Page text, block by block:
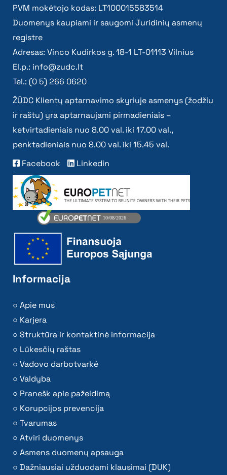
PVM mokėtojo kodas: LT100015583514
Duomenys kaupiami ir saugomi Juridinių asmenų
registre
Adresas: Vinco Kudirkos g. 18-1 LT-01113 Vilnius
El.p.: info@zudc.lt
Tel.: (0 5) 266 0620
ŽŪDC Klientų aptarnavimo skyriuje asmenys (žodžiu
ir raštu) yra aptarnaujami pirmadieniais –
ketvirtadieniais nuo 8.00 val. iki 17.00 val.,
penktadieniais nuo 8.00 val. iki 15.45 val.
Facebook
Linkedin
Informacija
Apie mus
Karjera
Struktūra ir kontaktinė informacija
Lūkesčių raštas
Vadovo darbotvarkė
Valdyba
Pranešk apie pažeidimą
Korupcijos prevencija
Tvarumas
Atviri duomenys
Asmens duomenų apsauga
Dažniausiai užduodami klausimai (DUK)